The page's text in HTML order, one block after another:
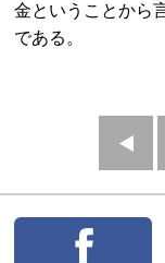
金ということから
である。
へ